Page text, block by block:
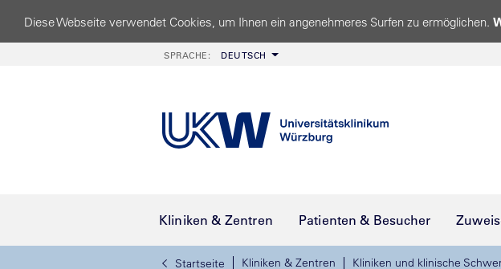
Diese Webseite verwendet Cookies, um Ihnen ein angenehmeres Surfen zu ermöglichen.
SPRACHE: DEUTSCH
Kliniken & Zentren Patienten & Besucher
Startseite Kliniken & Zentren Kliniken und klinische